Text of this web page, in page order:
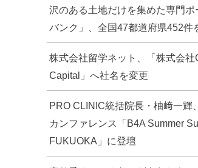
沢のある土地だけを集めた専門ポ
バンク」、全国47都道府県452件
株式会社留学ネット、「株式会社
Capital」へ社名を変更
PRO CLINIC統括院長・柚﨑一輝
カンファレンス「B4A Summer
FUKUOKA」に登壇